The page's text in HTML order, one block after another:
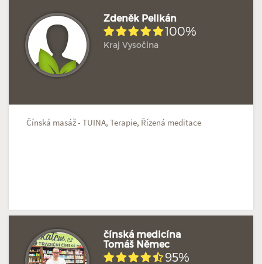
Zdeněk Pelikán
100%
Kraj Vysočina
Čínská masáž - TUINA, Terapie, Řízená meditace
čínská medicína
Tomáš Němec
95%
Doposud žádné hodnocení
Doposud žádné hodnocení Profil terapeuta